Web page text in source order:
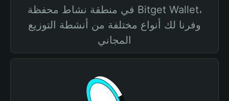
في منطقة نشاط محفظة Bitget Wallet،
وفرنا لك أنواع مختلفة من أنشطة التوزيع
المجاني